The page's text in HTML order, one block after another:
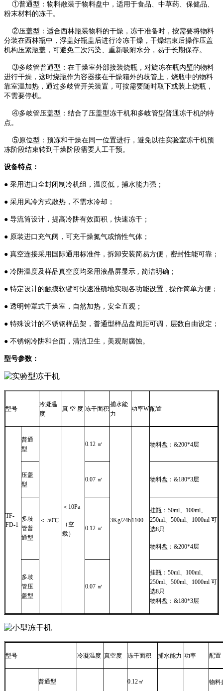
①普通型：物料散装于物料盘中，适用于食品、中草药、保健品、
粉末材料的冻干。
②压盖型：适合西林瓶装物料的干燥，冻干准备时，按需要将物料
分装在西林瓶中，浮盖好瓶盖后进行冷冻干燥，干燥结束后操作压盖
机构压紧瓶盖，可避免二次污染、重新吸附水分，易于长期保存。
③多歧管普通型：在干燥室外部接装烧瓶，对旋冻在瓶内壁的物料
进行干燥，这时烧瓶作为容器接在干燥箱外的歧管上，烧瓶中的物料
靠室温加热，通过多歧管开关装置，可按需要随时取下或装上烧瓶，
不需要停机。
④多岐管压盖型：结合了压盖型冻干机和多岐管型普通冻干机的特
点。
⑤原位型：预冻和干燥在同一位置进行，避免以往实验室冻干机预
冻阶段结束转到干燥阶段需要人工干预。
设备特点：
● 采用进口全封闭制冷机组，温度低，捕水能力强；
● 采用风冷方式散热，不需水冷却；
● 导流筒设计，提高冷阱有效面积，快速冻干；
● 原装进口充气阀，可充干燥氮气或惰性气体；
● 真空连接采用国际通用标准件，拆卸安装简易方便，密封性能可靠；
● 冷阱温度及样品真空度均采用液晶屏显示 , 简洁明确；
● 特定设计的触摸软键可快速准确地实现各功能设置 , 操作简单方便；
● 透明钟罩式干燥室，自然加热，安全直观；
● 特殊设计的不锈钢样品架，普通型样品盘间距可调，层数自由设定；
● 不锈钢冷阱和台面，清洁卫生，美观耐腐蚀。
型号参数：
型号
冷凝温
度
真 空 度 冻干面积
捕水能
力
功率W配置
TF-
FD-1
普通
型
＜-50℃
＜10Pa
（空
载）
0.12 ㎡
3Kg/24h1100
物料盘：&200*4层
压盖
型
0.07 ㎡ 物料盘：&180*3层
多歧
管普
通型
0.12 ㎡
挂瓶：50ml、100ml、
250ml、500ml、1000ml 可
选8只
物料盘：&200*4层
多歧
管压
盖型
0.07 ㎡
挂瓶：50ml、100ml、
250ml、500ml、1000ml 可
选8只
物料盘：&180*3层
型号 冷凝温度 真空度 冻干面积 捕水能力 功率 配置
普通型 0.12㎡ 物料